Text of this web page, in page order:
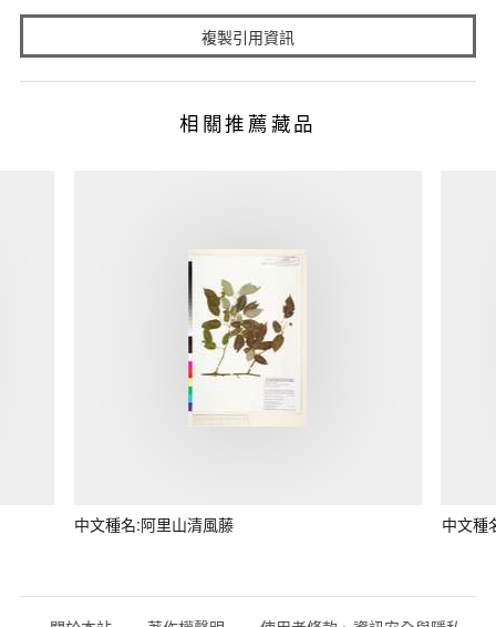
複製引用資訊
相關推薦藏品
中文種名:阿里山清風藤 中文種